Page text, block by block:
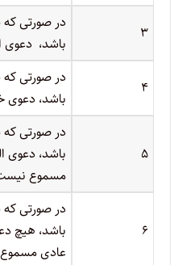
۳
در صورتی
باشد، دعوی
۴
در صورتی
باشد،
۵
در صورتی
باشد، دعوی
مسموع
۶
در صورتی
باشد، هیچ
عادی